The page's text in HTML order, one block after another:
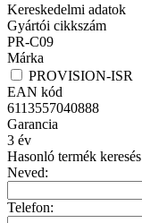
Kereskedelmi adatok
Gyártói cikkszám
PR-C09
Márka
PROVISION-ISR
EAN kód
6113557040888
Garancia
3 év
Hasonló termék keresés
Neved:
Telefon: